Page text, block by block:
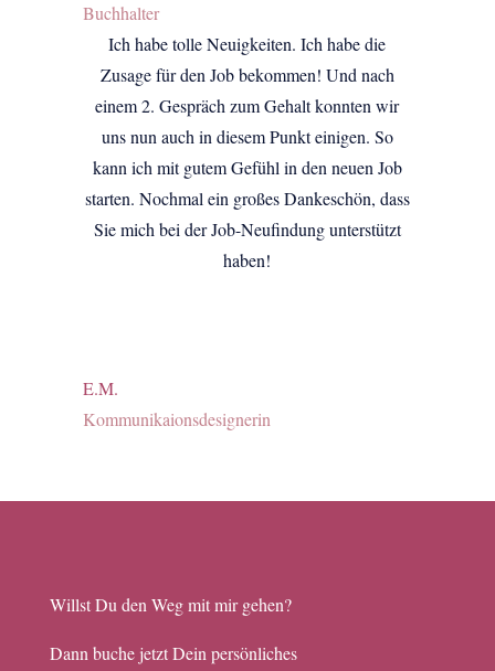
Buchhalter
Ich habe tolle Neuigkeiten. Ich habe die
Zusage für den Job bekommen! Und nach
einem 2. Gespräch zum Gehalt konnten wir
uns nun auch in diesem Punkt einigen. So
kann ich mit gutem Gefühl in den neuen Job
starten. Nochmal ein großes Dankeschön, dass
Sie mich bei der Job-Neufindung unterstützt
haben!
E.M.
Kommunikaionsdesignerin
Willst Du den Weg mit mir gehen?
Dann buche jetzt Dein persönliches